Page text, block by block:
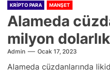
KRIPTO PARA MANŞET
Alameda
milyon
Admin Ocak 17, 2023
Alameda cüzdanlarında